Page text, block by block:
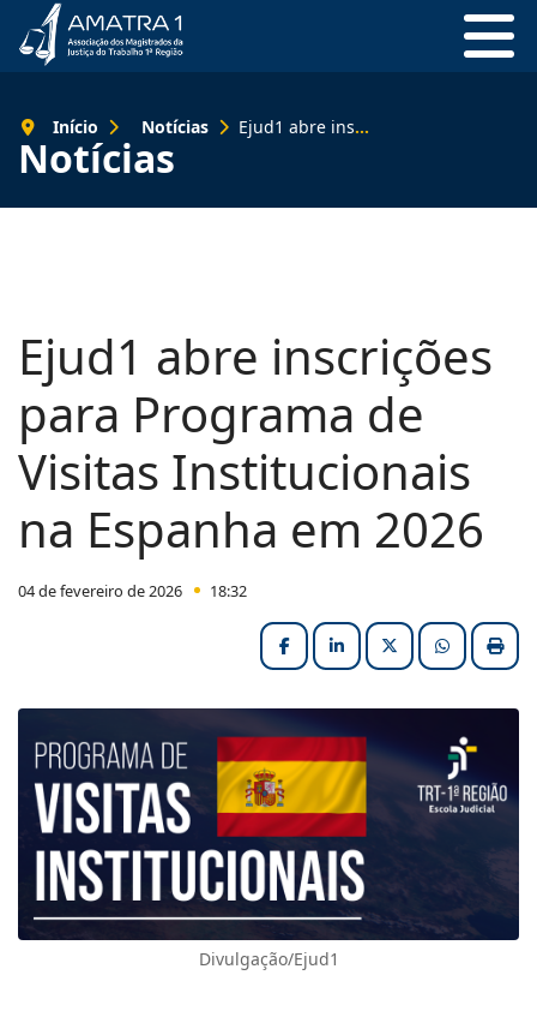
Notícias
Início Notícias Ejud1 abre inscrições para Programa de Visitas Institucionais na Espanha em 2026
Ejud1 abre inscrições
para Programa de
Visitas Institucionais
na Espanha em 2026
04 de fevereiro de 2026 18:32
FacebookLinkedInX (formerly
Divulgação/Ejud1